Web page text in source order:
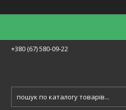
+380 (67) 580-09-22